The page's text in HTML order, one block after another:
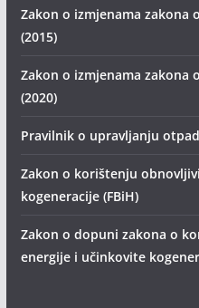
Zakon o izmjenama zakona
(2015)
Zakon o izmjenama zakona
(2020)
Pravilnik o upravljanju
Zakon o korištenju
kogeneracije (FBiH)
Zakon o dopuni zakona o
energije i učinkovite